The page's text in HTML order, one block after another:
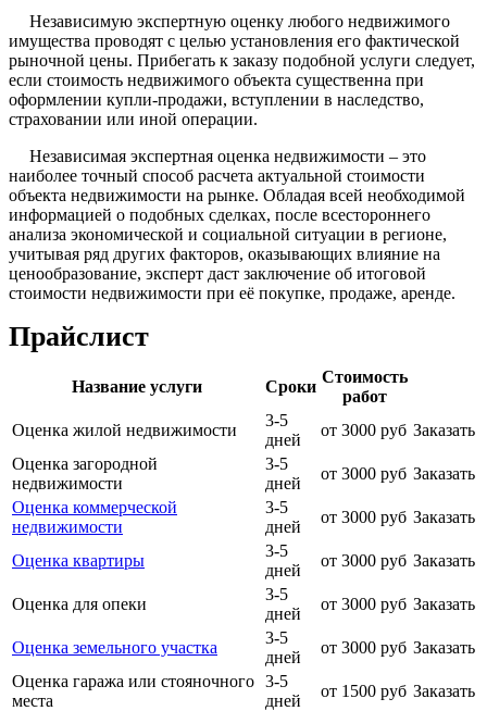
Независимую экспертную оценку любого недвижимого
имущества проводят с целью установления его фактической
рыночной цены. Прибегать к заказу подобной услуги следует,
если стоимость недвижимого объекта существенна при
оформлении купли-продажи, вступлении в наследство,
страховании или иной операции.
Независимая экспертная оценка недвижимости – это
наиболее точный способ расчета актуальной стоимости
объекта недвижимости на рынке. Обладая всей необходимой
информацией о подобных сделках, после всестороннего
анализа экономической и социальной ситуации в регионе,
учитывая ряд других факторов, оказывающих влияние на
ценообразование, эксперт даст заключение об итоговой
стоимости недвижимости при её покупке, продаже, аренде.
Прайслист
Название услуги Сроки
Стоимость
работ
Оценка жилой недвижимости
3-5
дней
от 3000 руб Заказать
Оценка загородной
недвижимости
3-5
дней
от 3000 руб Заказать
Оценка коммерческой
недвижимости
3-5
дней
от 3000 руб Заказать
Оценка квартиры
3-5
дней
от 3000 руб Заказать
Оценка для опеки
3-5
дней
от 3000 руб Заказать
Оценка земельного участка
3-5
дней
от 3000 руб Заказать
Оценка гаража или стояночного
места
3-5
дней
от 1500 руб Заказать